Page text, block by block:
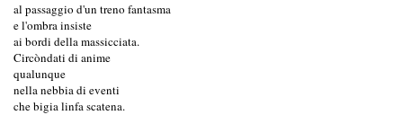
al passaggio d'un treno fantasma
e l'ombra insiste
ai bordi della massicciata.
Circòndati di anime
qualunque
nella nebbia di eventi
che bigia linfa scatena.